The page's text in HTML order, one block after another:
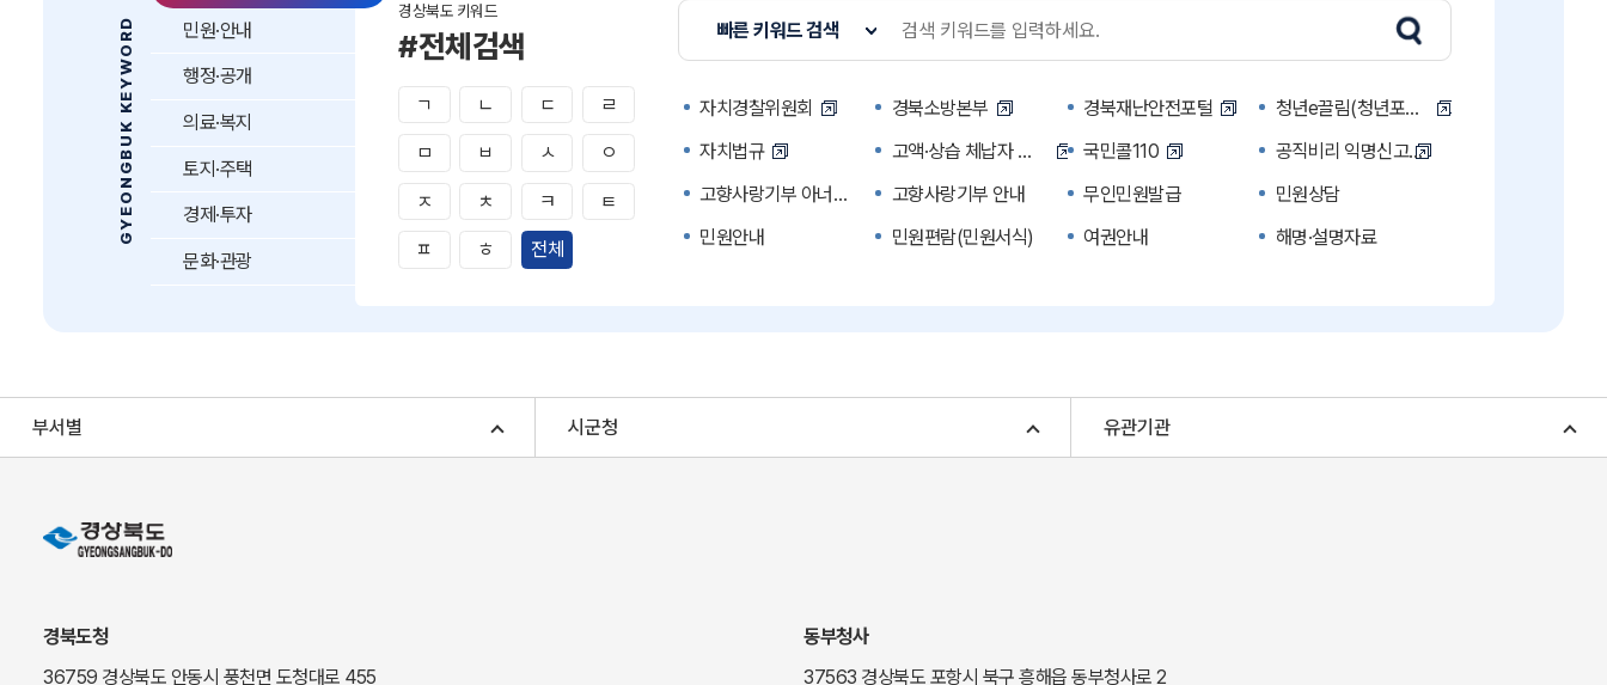
GYEONGBUK KEYWORD
경상북도 키워드
#전체검색
ㄱ ㄴ ㄷ ㄹ
ㅁ ㅂ ㅅ ㅇ
ㅈ ㅊ ㅋ ㅌ
ㅍ ㅎ 전체
빠른 키워드 검색
자치경찰위원회 경북소방본부 경북재난안전포털
청년e끌림(청년포털)
자치법규
고액·상습 체납자 명단 국민콜110
공직비리 익명신고
고향사랑기부 아너스 클럽
고향사랑기부 안내 무인민원발급
민원상담
민원안내
민원편람(민원서식) 여권안내
해명·설명자료
귀농귀촌종합지원센터
부동산중개보수 안내 조상 땅 찾기
토지이용계획
경북e맛(음식정보)
도립예술단 공연소개 동락관
민원·안내
행정·공개
의료·복지
토지·주택
경제·투자
문화·관광
부서별 시군청 유관기관
경북도청
36759 경상북도 안동시 풍천면 도청대로 455
동부청사
37563 경상북도 포항시 북구 흥해읍 동부청사로 2